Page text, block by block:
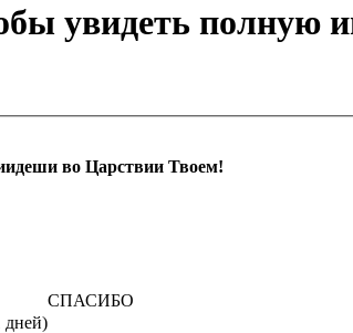
увидеть полную
во Царствии Твоем!
дней)
СПАСИБО